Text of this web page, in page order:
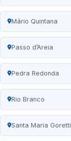
Mário Quintana
Passo d’Areia
Pedra Redonda
Rio Branco
Santa Maria Goretti